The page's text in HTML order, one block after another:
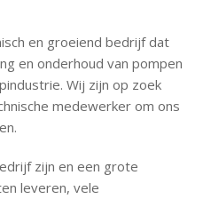
en groeiend bedrijf dat
en onderhoud van pompen
Wij zijn op zoek
medewerker om ons
zijn en een grote
leveren, vele